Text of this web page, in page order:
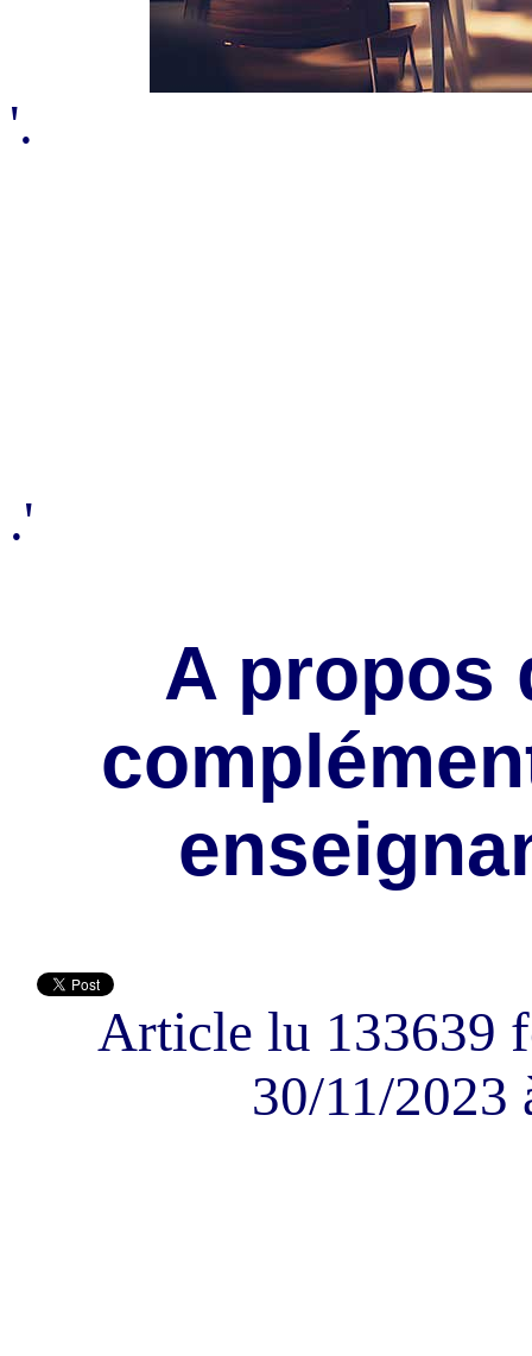
'.
.'
A propos
Article lu 133639
30/11/2023